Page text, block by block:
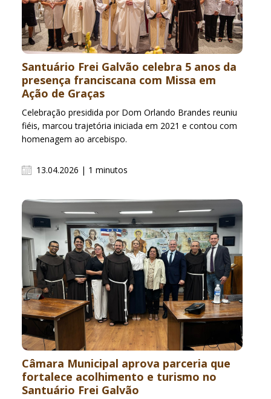
Santuário Frei Galvão celebra 5 anos da
presença franciscana com Missa em
Ação de Graças
Celebração presidida por Dom Orlando Brandes reuniu
fiéis, marcou trajetória iniciada em 2021 e contou com
homenagem ao arcebispo.
13.04.2026 | 1 minutos
Câmara Municipal aprova parceria que
fortalece acolhimento e turismo no
Santuário Frei Galvão